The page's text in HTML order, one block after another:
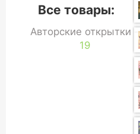
Все товары:
Авторские открытки -
19